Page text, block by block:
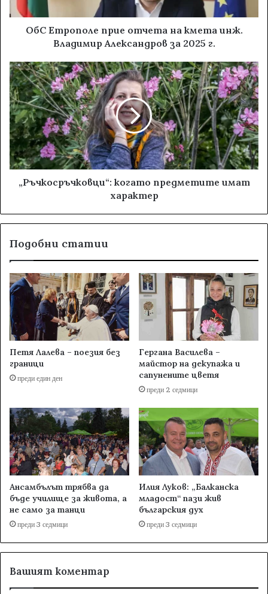
ОбС Етрополе прие отчета на кмета инж.
Владимир Александров за 2025 г.
„Ръчкосръчковци“: когато предметите имат
характер
Подобни статии
Петя Лалева – поезия без
граници
преди един ден
Гергана Василева –
майстор на декупажа и
сапунените цветя
преди 2 седмици
Ансамбълът трябва да
бъде училище за живота, а
не само за танци
преди 3 седмици
Илия Луков: „Балканска
младост“ пази жив
българския дух
преди 3 седмици
Вашият коментар